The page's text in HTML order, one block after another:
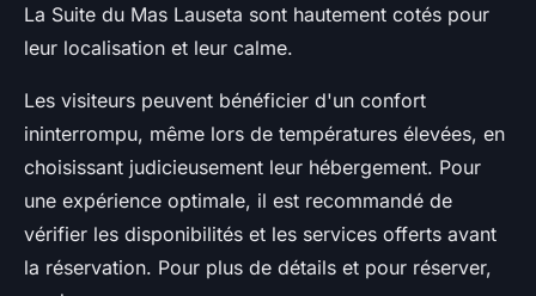
La Suite du Mas Lauseta sont hautement cotés pour
leur localisation et leur calme.
Les visiteurs peuvent bénéficier d'un confort
ininterrompu, même lors de températures élevées, en
choisissant judicieusement leur hébergement. Pour
une expérience optimale, il est recommandé de
vérifier les disponibilités et les services offerts avant
la réservation. Pour plus de détails et pour réserver,